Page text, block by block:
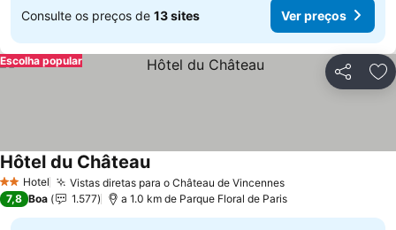
Consulte os preços de 13 sites Ver preços
Partilhar
Escolha popular
2 Estrelas
Hotel Vistas diretas para o Château de Vincennes
Hôtel du Château
7,8 Boa 1.577 a 1.0 km de Parque Floral de Paris